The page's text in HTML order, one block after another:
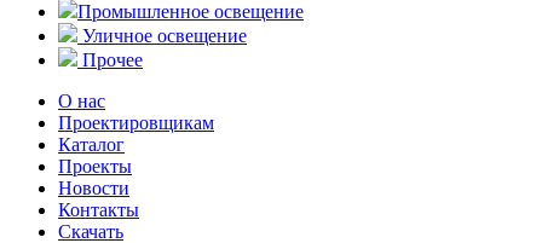
Промышленное освещение
Уличное освещение
Прочее
О нас
Проектировщикам
Каталог
Проекты
Новости
Контакты
Скачать